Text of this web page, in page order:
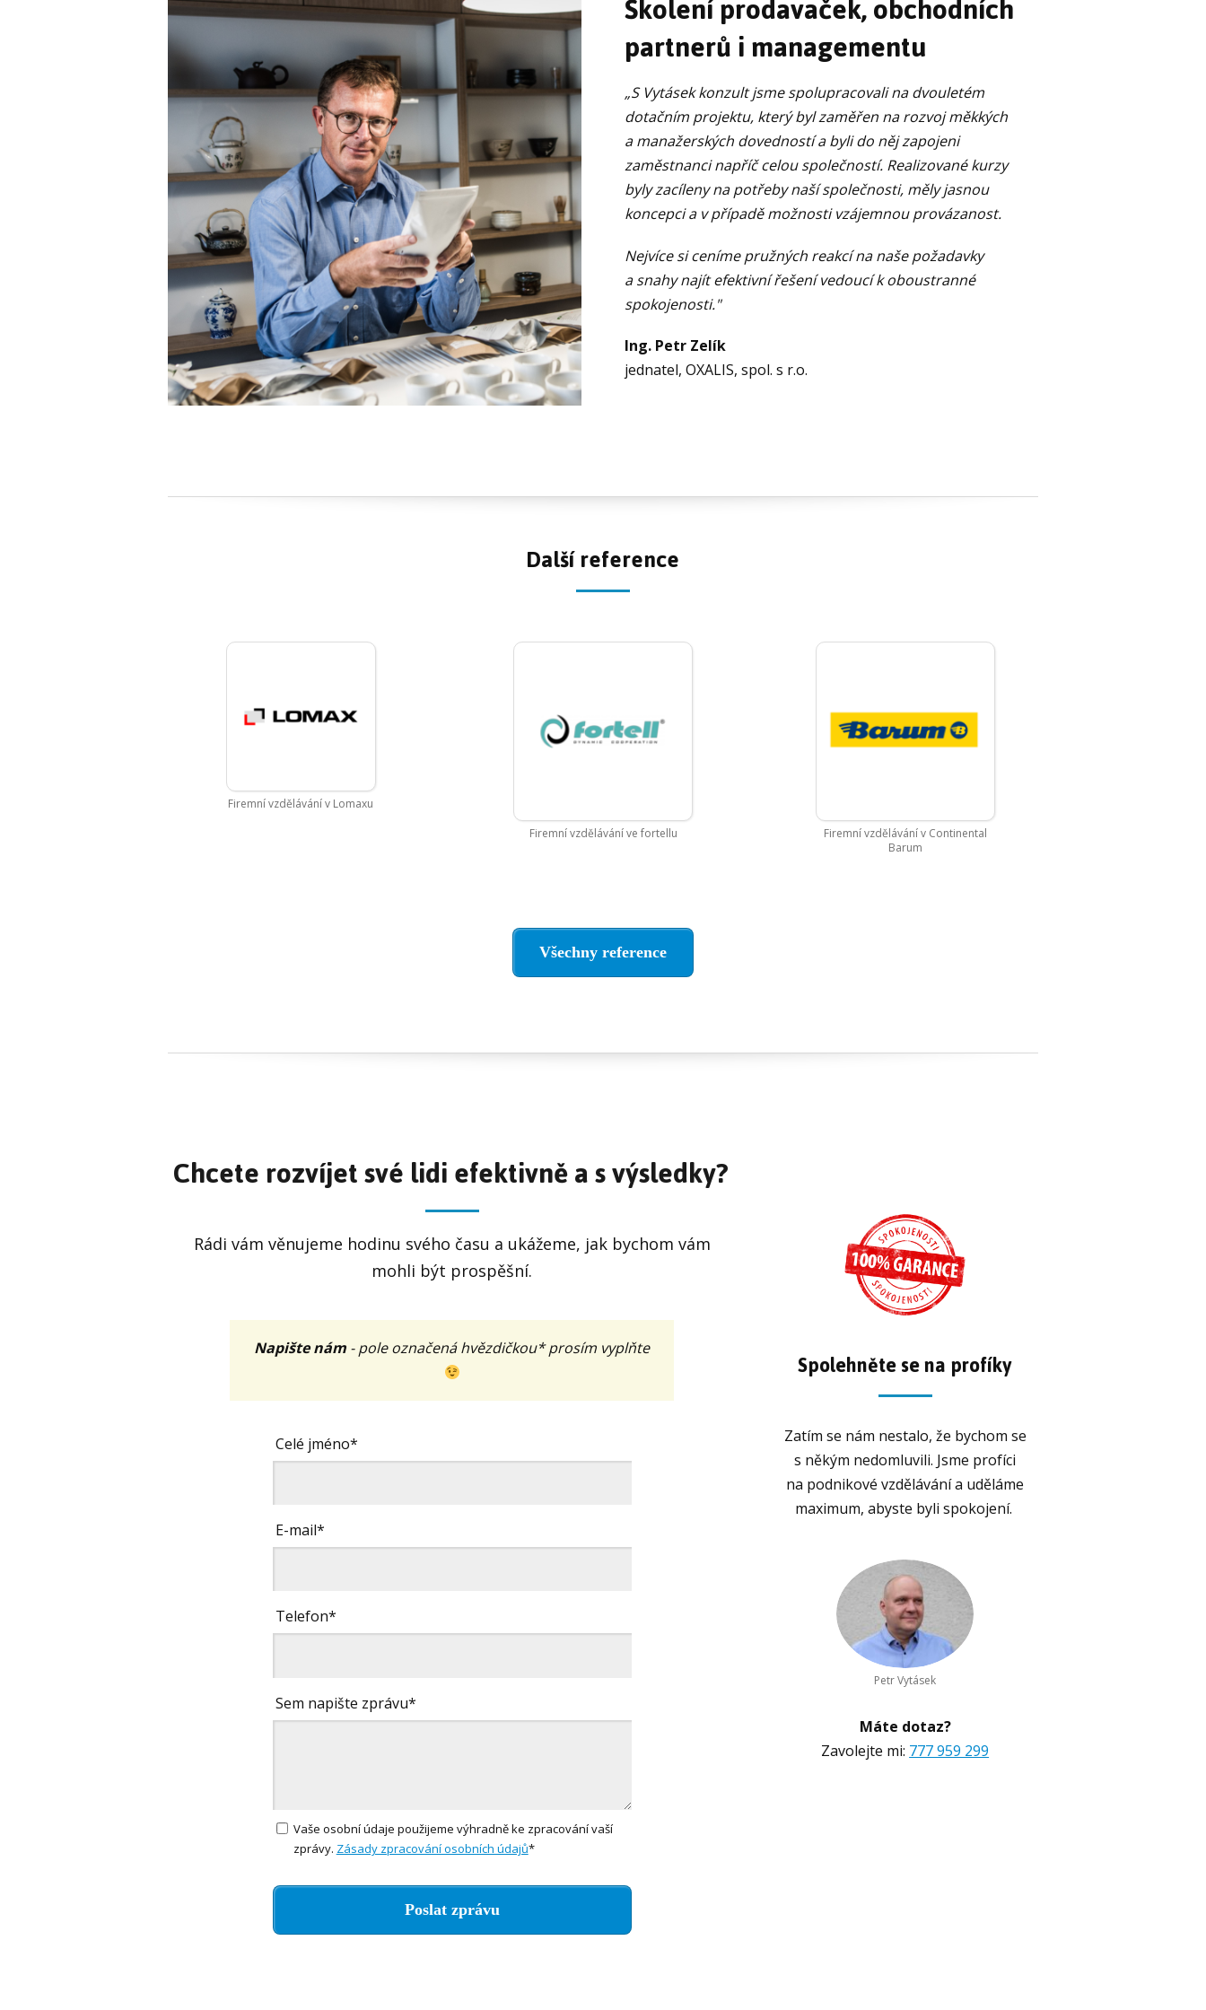
partnerů i managementu
„S Vytásek konzult jsme spolupracovali na dvouletém
dotačním projektu, který byl zaměřen na rozvoj měkkých
a manažerských dovedností a byli do něj zapojeni
zaměstnanci napříč celou společností. Realizované kurzy
byly zacíleny na potřeby naší společnosti, měly jasnou
koncepci a v případě možnosti vzájemnou provázanost.
Nejvíce si ceníme pružných reakcí na naše požadavky
a snahy najít efektivní řešení vedoucí k oboustranné
spokojenosti."
Ing. Petr Zelík
jednatel, OXALIS, spol. s r.o.
Další reference
Firemní vzdělávání v Lomaxu
Firemní vzdělávání ve fortellu
Firemní vzdělávání v Continental
Barum
Všechny reference
Chcete rozvíjet své lidi efektivně a s výsledky?
Rádi vám věnujeme hodinu svého času a ukážeme, jak bychom vám
mohli být prospěšní.
Napište nám - pole označená hvězdičkou* prosím vyplňte
Celé jméno*
E-mail*
Telefon*
Sem napište zprávu*
Vaše osobní údaje použijeme výhradně ke zpracování vaší
zprávy. Zásady zpracování osobních údajů*
Poslat zprávu
Spolehněte se na profíky
Zatím se nám nestalo, že bychom se
s někým nedomluvili. Jsme profíci
na podnikové vzdělávání a uděláme
maximum, abyste byli spokojení.
Petr Vytásek
Máte dotaz?
Zavolejte mi: 777 959 299